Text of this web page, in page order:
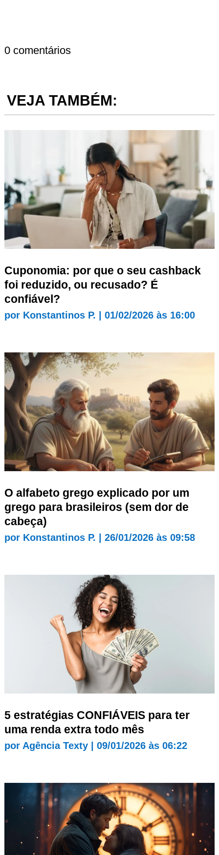
0 comentários
VEJA TAMBÉM:
Cuponomia: por que o seu cashback
foi reduzido, ou recusado? É
confiável?
por Konstantinos P. 01/02/2026 às 16:00
O alfabeto grego explicado por um
grego para brasileiros (sem dor de
cabeça)
por Konstantinos P. 26/01/2026 às 09:58
5 estratégias CONFIÁVEIS para ter
uma renda extra todo mês
por Agência Texty| 09/01/2026 às 06:22